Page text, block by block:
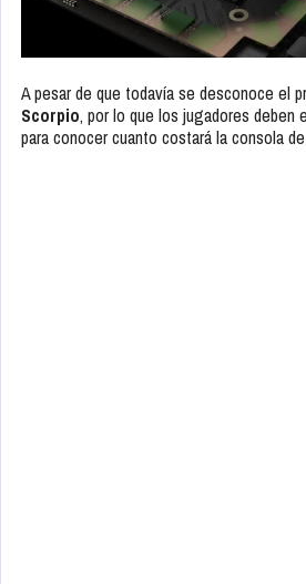
A pesar de que todavía se desconoce el
Scorpio, por lo que los jugadores deben
para conocer cuanto costará la consola de